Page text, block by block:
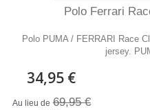
Polo Ferrari
Polo PUMA / FERRARI Race
jersey.
34,95 €
Au lieu de 69,95 €